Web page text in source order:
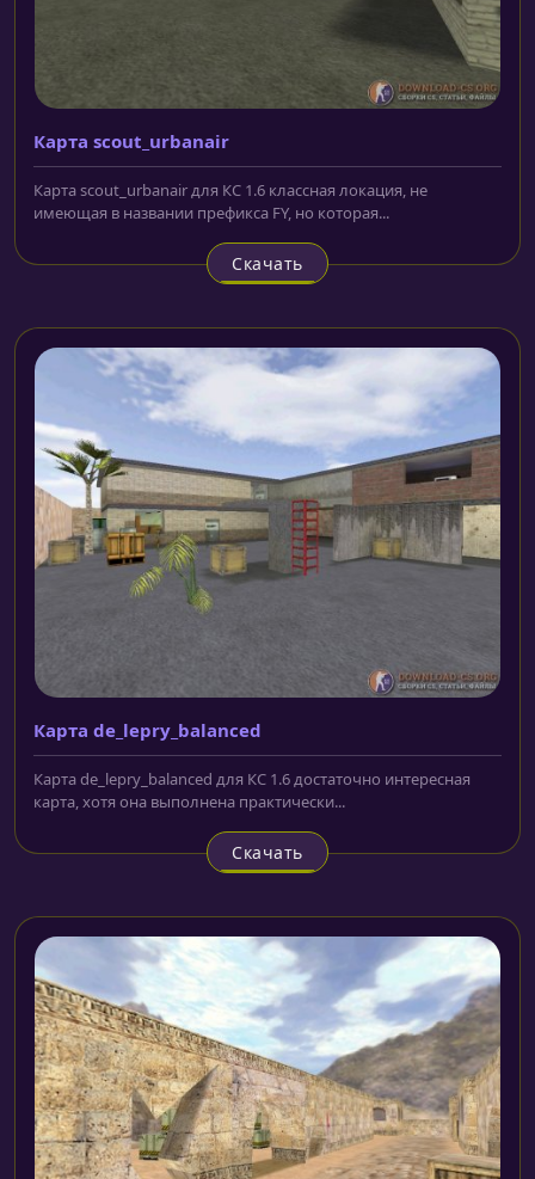
Карта scout_urbanair
Карта scout_urbanair для КС 1.6 классная локация, не
имеющая в названии префикса FY, но которая...
Скачать
Карта de_lepry_balanced
Карта de_lepry_balanced для КС 1.6 достаточно интересная
карта, хотя она выполнена практически...
Скачать